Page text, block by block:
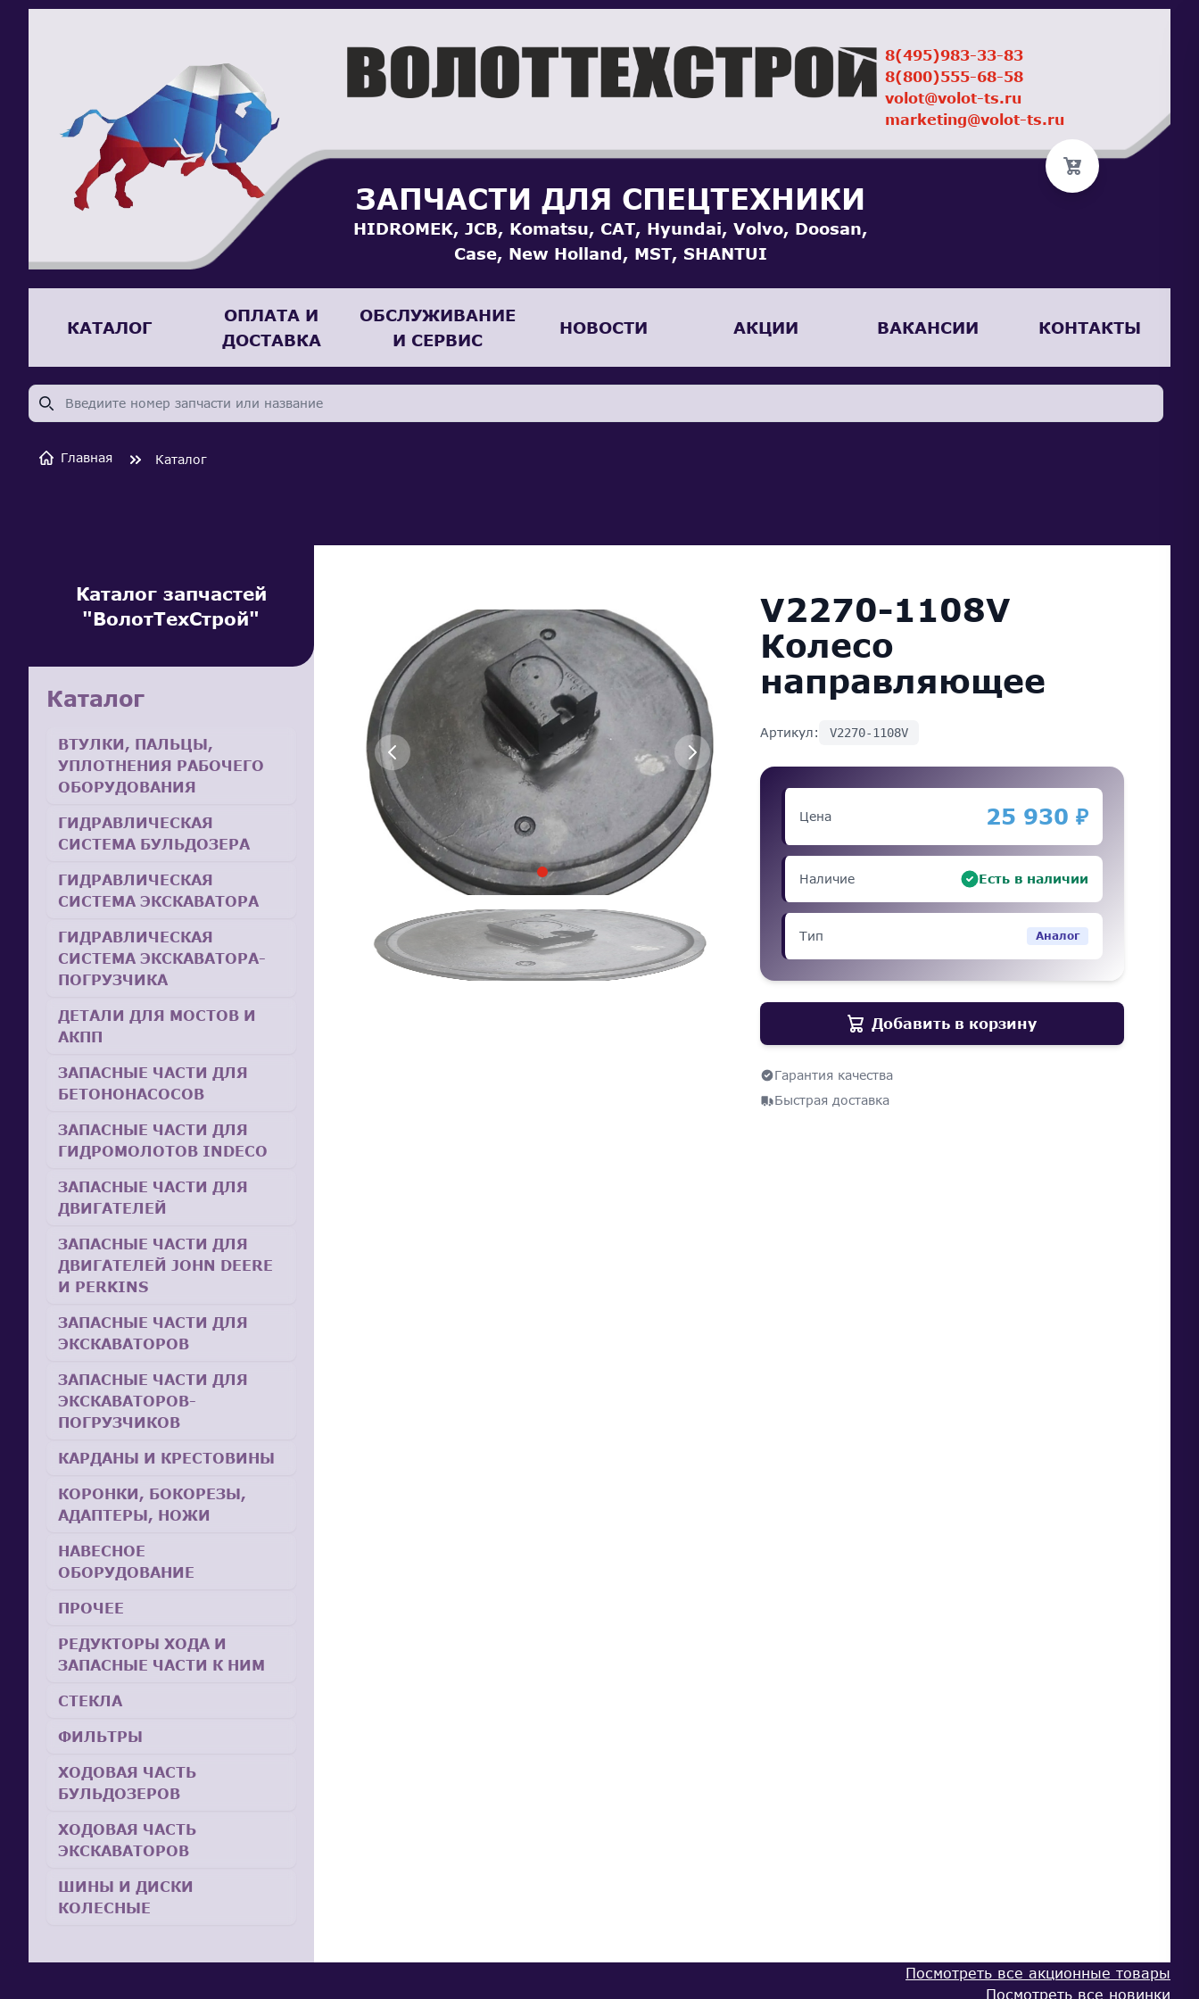
ЗАПЧАСТИ ДЛЯ СПЕЦТЕХНИКИ
HIDROMEK, JCB, Komatsu, CAT, Hyundai, Volvo, Doosan,
Case, New Holland, MST, SHANTUI
8(495)983-33-83
8(800)555-68-58
volot@volot-ts.ru
marketing@volot-ts.ru
КАТАЛОГ
ОПЛАТА И
ДОСТАВКА
ОБСЛУЖИВАНИЕ
И СЕРВИС
НОВОСТИ АКЦИИ ВАКАНСИИ КОНТАКТЫ
Главная Каталог
Каталог запчастей
"ВолотТехСтрой"
Каталог
ВТУЛКИ, ПАЛЬЦЫ,
УПЛОТНЕНИЯ РАБОЧЕГО
ОБОРУДОВАНИЯ
ГИДРАВЛИЧЕСКАЯ
СИСТЕМА БУЛЬДОЗЕРА
ГИДРАВЛИЧЕСКАЯ
СИСТЕМА ЭКСКАВАТОРА
ГИДРАВЛИЧЕСКАЯ
СИСТЕМА ЭКСКАВАТОРА-
ПОГРУЗЧИКА
ДЕТАЛИ ДЛЯ МОСТОВ И
АКПП
ЗАПАСНЫЕ ЧАСТИ ДЛЯ
БЕТОНОНАСОСОВ
ЗАПАСНЫЕ ЧАСТИ ДЛЯ
ГИДРОМОЛОТОВ INDECO
ЗАПАСНЫЕ ЧАСТИ ДЛЯ
ДВИГАТЕЛЕЙ
ЗАПАСНЫЕ ЧАСТИ ДЛЯ
ДВИГАТЕЛЕЙ JOHN DEERE
И PERKINS
ЗАПАСНЫЕ ЧАСТИ ДЛЯ
ЭКСКАВАТОРОВ
ЗАПАСНЫЕ ЧАСТИ ДЛЯ
ЭКСКАВАТОРОВ-
ПОГРУЗЧИКОВ
КАРДАНЫ И КРЕСТОВИНЫ
КОРОНКИ, БОКОРЕЗЫ,
АДАПТЕРЫ, НОЖИ
НАВЕСНОЕ
ОБОРУДОВАНИЕ
ПРОЧЕЕ
РЕДУКТОРЫ ХОДА И
ЗАПАСНЫЕ ЧАСТИ К НИМ
СТЕКЛА
ФИЛЬТРЫ
ХОДОВАЯ ЧАСТЬ
БУЛЬДОЗЕРОВ
ХОДОВАЯ ЧАСТЬ
ЭКСКАВАТОРОВ
ШИНЫ И ДИСКИ
КОЛЕСНЫЕ
V2270-1108V
Колесо
направляющее
Артикул: V2270-1108V
Цена 25 930 ₽
Наличие Есть в наличии
Тип Аналог
Добавить в корзину
Гарантия качества
Быстрая доставка
Посмотреть все акционные товары
Посмотреть все новинки